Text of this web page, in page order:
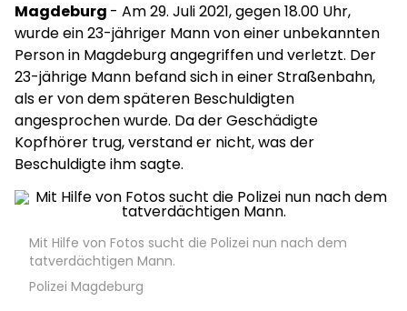
Magdeburg - Am 29. Juli 2021, gegen 18.00 Uhr,
wurde ein 23-jähriger Mann von einer unbekannten
Person in Magdeburg angegriffen und verletzt. Der
23-jährige Mann befand sich in einer Straßenbahn,
als er von dem späteren Beschuldigten
angesprochen wurde. Da der Geschädigte
Kopfhörer trug, verstand er nicht, was der
Beschuldigte ihm sagte.
Mit Hilfe von Fotos sucht die Polizei nun nach dem
tatverdächtigen Mann.
Polizei Magdeburg